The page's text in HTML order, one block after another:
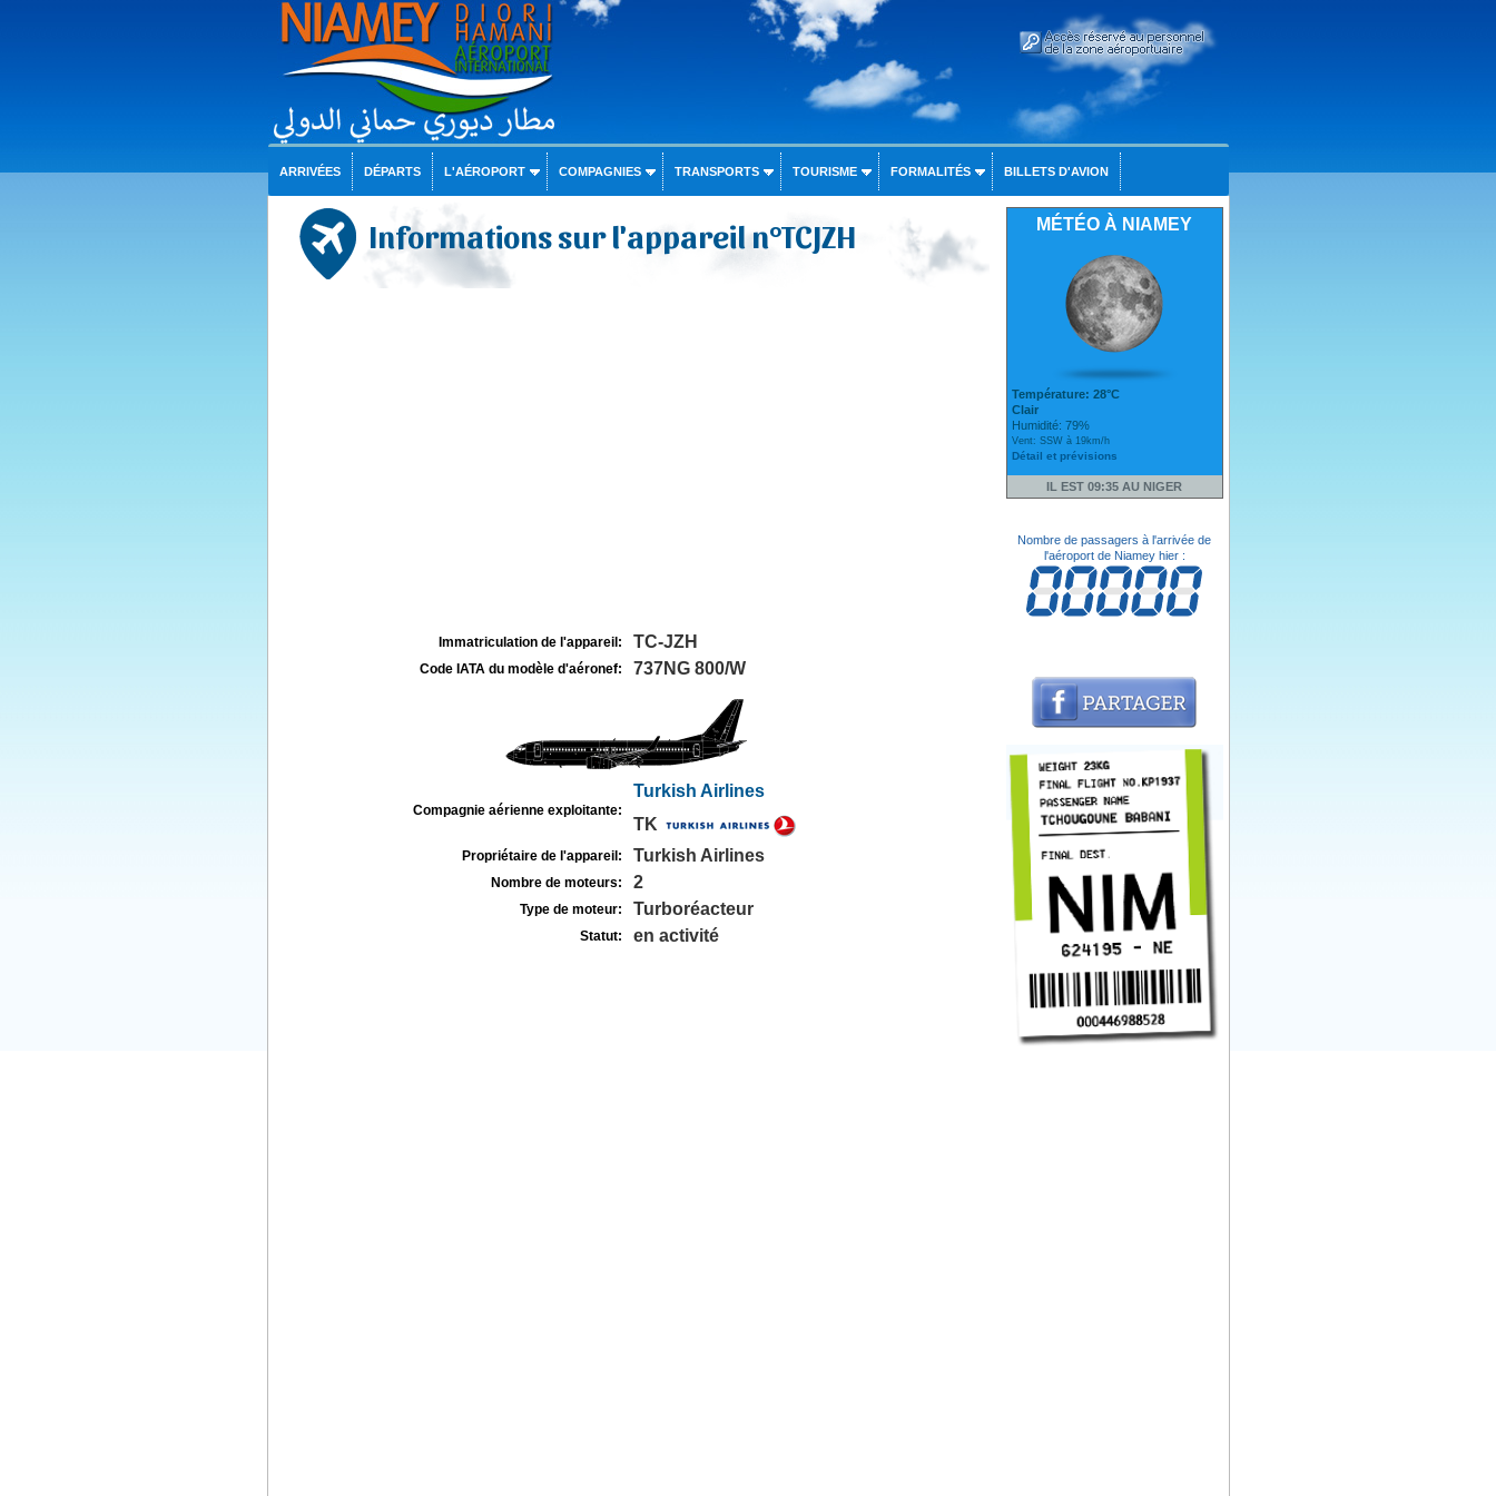
ARRIVÉES DÉPARTS L'AÉROPORT COMPAGNIES TRANSPORTS TOURISME FORMALITÉS BILLETS D'AVION
Informations sur l'appareil n°TCJZH
Immatriculation de l'appareil: TC-JZH
Code IATA du modèle d'aéronef: 737NG 800/W
Compagnie aérienne exploitante:
Turkish Airlines
TK
Propriétaire de l'appareil: Turkish Airlines
Nombre de moteurs: 2
Type de moteur: Turboréacteur
Statut: en activité
MÉTÉO À NIAMEY
Température: 28°C
Clair
Humidité: 79%
Vent: SSW à 19km/h
Détail et prévisions
IL EST 09:35 AU NIGER
Nombre de passagers à l'arrivée de
l'aéroport de Niamey hier :